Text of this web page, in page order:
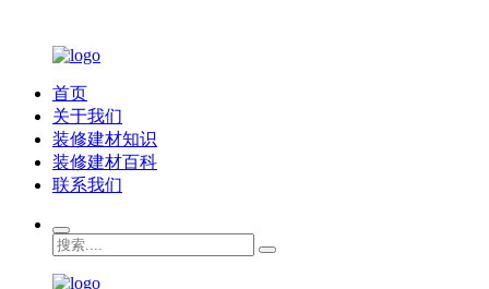
首页
关于我们
装修建材知识
装修建材百科
联系我们